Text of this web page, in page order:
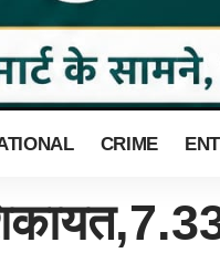
CRIME